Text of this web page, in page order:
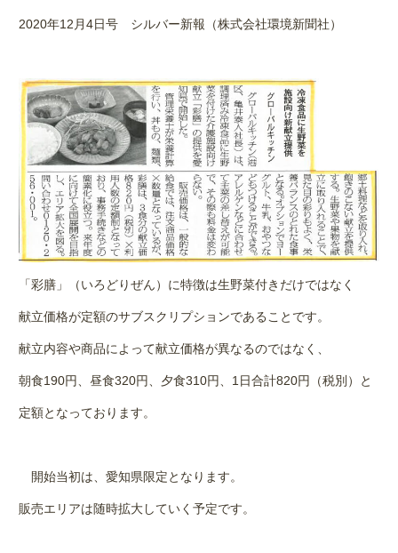
2020年12 月4日号 シルバー新報（株式会社環境新聞社）
「彩膳」（いろどりぜん）に特徴は生野菜付きだけではなく
献立価格が定額のサブスクリプションであることです。
献立内容や商品によって献立価格が異なるのではなく、
朝食190円、昼食320円、夕食310円、 1 日合計820円（税別）と
定額となっております。
開始当初は、愛知県限定となります。
販売エリアは随時拡大していく予定です。